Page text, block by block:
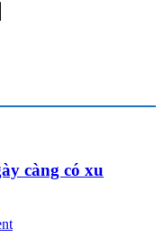
càng có xu